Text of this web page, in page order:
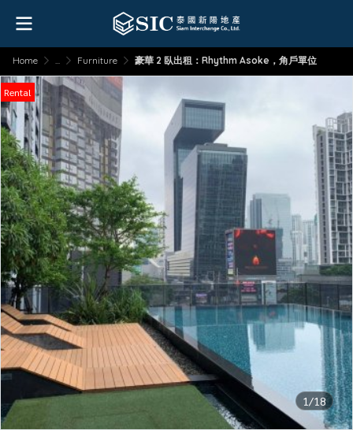
Home ... Furniture 豪華 2 臥出租：Rhythm Asoke，角戶單位
1/18
Rental